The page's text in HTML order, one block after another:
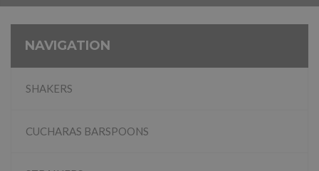
NAVIGATION
SHAKERS
CUCHARAS BARSPOONS